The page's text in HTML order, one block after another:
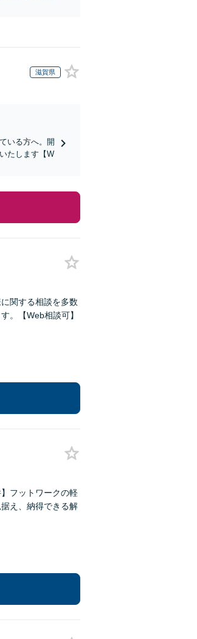
滋賀県
いる方へ。開
たします【W
関する相談を多数
。【Web相談可】
フットワークの軽
え、納得できる解